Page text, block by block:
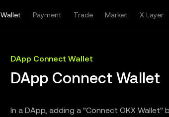
Wallet Payment Trade Market X Layer
DApp Connect Wallet
DApp Connect Wallet
In a DApp, adding a "Connect OKX